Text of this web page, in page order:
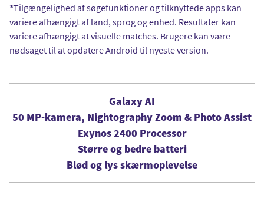
*Tilgængelighed af søgefunktioner og tilknyttede apps kan
variere afhængigt af land, sprog og enhed. Resultater kan
variere afhængigt at visuelle matches. Brugere kan være
nødsaget til at opdatere Android til nyeste version.
Galaxy AI
50 MP-kamera, Nightography Zoom & Photo Assist
Exynos 2400 Processor
Større og bedre batteri
Blød og lys skærmoplevelse